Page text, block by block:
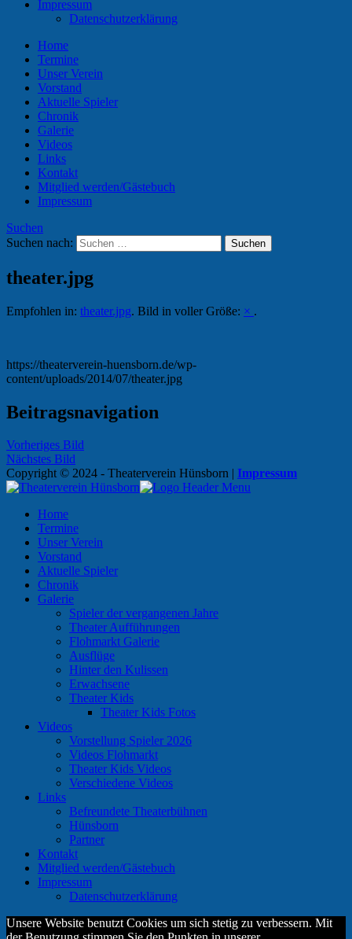
Impressum
Datenschutzerklärung
Home
Termine
Unser Verein
Vorstand
Aktuelle Spieler
Chronik
Galerie
Videos
Links
Kontakt
Mitglied werden/Gästebuch
Impressum
Suchen
Suchen nach:
theater.jpg
Empfohlen in: theater.jpg. Bild in voller Größe: × .
https://theaterverein-huensborn.de/wp-
content/uploads/2014/07/theater.jpg
Beitragsnavigation
Vorheriges Bild
Nächstes Bild
Copyright © 2024 - Theaterverein Hünsborn | Impressum
Home
Termine
Unser Verein
Vorstand
Aktuelle Spieler
Chronik
Galerie
Spieler der vergangenen Jahre
Theater Aufführungen
Flohmarkt Galerie
Ausflüge
Hinter den Kulissen
Erwachsene
Theater Kids
Theater Kids Fotos
Videos
Vorstellung Spieler 2026
Videos Flohmarkt
Theater Kids Videos
Verschiedene Videos
Links
Befreundete Theaterbühnen
Hünsborn
Partner
Kontakt
Mitglied werden/Gästebuch
Impressum
Datenschutzerklärung
Unsere Website benutzt Cookies um sich stetig zu verbessern. Mit